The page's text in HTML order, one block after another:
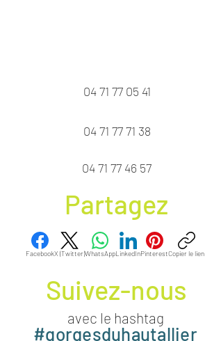
04 71 77 05 41
04 71 77 71 38
04 71 77 46 57
Partagez
FacebookX (Twitter)WhatsAppLinkedInPinterestCopier le lien
Suivez-nous
avec le hashtag
#gorgesduhautallier